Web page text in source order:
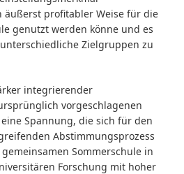
äußerst profitabler Weise für die
genutzt werden könne und es
Zielgruppen zu
integrierender
vorgeschlagenen
Spannung, die sich für den
Abstimmungsprozess
Sommerschule in
Forschung mit hoher